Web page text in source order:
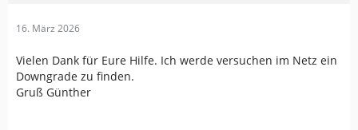
16. März 2026
Vielen Dank für Eure Hilfe. Ich werde versuchen im Netz ein
Downgrade zu finden.
Gruß Günther